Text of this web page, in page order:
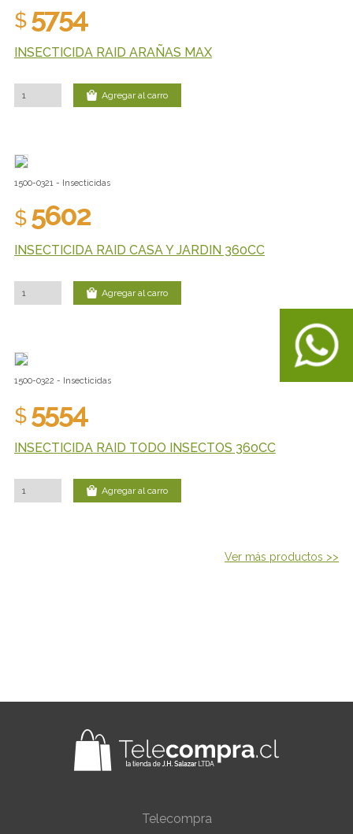
$5754
INSECTICIDA RAID ARAÑAS MAX
Agregar al carro
1500-0321 - Insecticidas
$5602
INSECTICIDA RAID CASA Y JARDIN 360CC
Agregar al carro
1500-0322 - Insecticidas
$5554
INSECTICIDA RAID TODO INSECTOS 360CC
Agregar al carro
Ver más productos >>
Telecompra